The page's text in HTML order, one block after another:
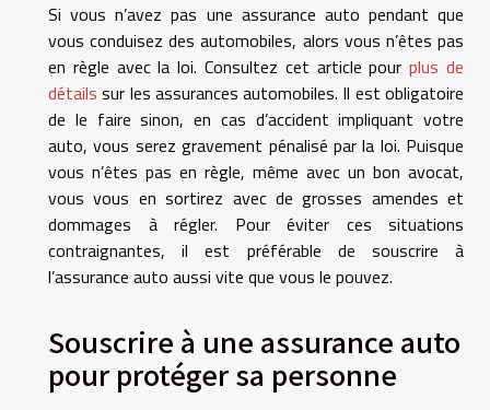
Si vous n’avez pas une assurance auto pendant que
vous conduisez des automobiles, alors vous n’êtes pas
en règle avec la loi. Consultez cet article pourplus de
détails sur les assurances automobiles. Il est obligatoire
de le faire sinon, en cas d’accident impliquant votre
auto, vous serez gravement pénalisé par la loi. Puisque
vous n’êtes pas en règle, même avec un bon avocat,
vous vous en sortirez avec de grosses amendes et
dommages à régler. Pour éviter ces situations
contraignantes, il est préférable de souscrire à
l’assurance auto aussi vite que vous le pouvez.
Souscrire à une assurance auto
pour protéger sa personne